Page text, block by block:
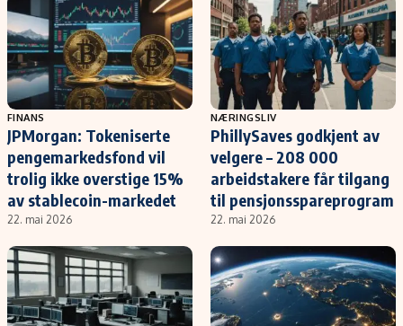
FINANS
JPMorgan: Tokeniserte
pengemarkedsfond vil
trolig ikke overstige 15%
av stablecoin-markedet
22. mai 2026
NÆRINGSLIV
PhillySaves godkjent av
velgere – 208 000
arbeidstakere får tilgang
til pensjonsspareprogram
22. mai 2026